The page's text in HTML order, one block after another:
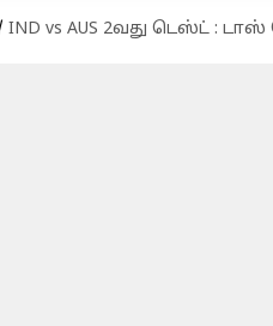
IND vs AUS 2வது டெஸ்ட் :